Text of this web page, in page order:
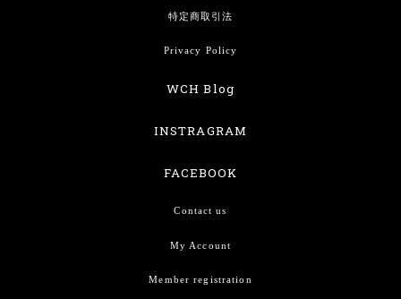
特定商取引法
Privacy Policy
WCH Blog
INSTRAGRAM
FACEBOOK
Contact us
My Account
Member registration